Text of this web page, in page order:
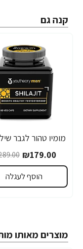
קנה גם
-38%
₪179.00
הוסף לעגלה
מוצרים מאותו